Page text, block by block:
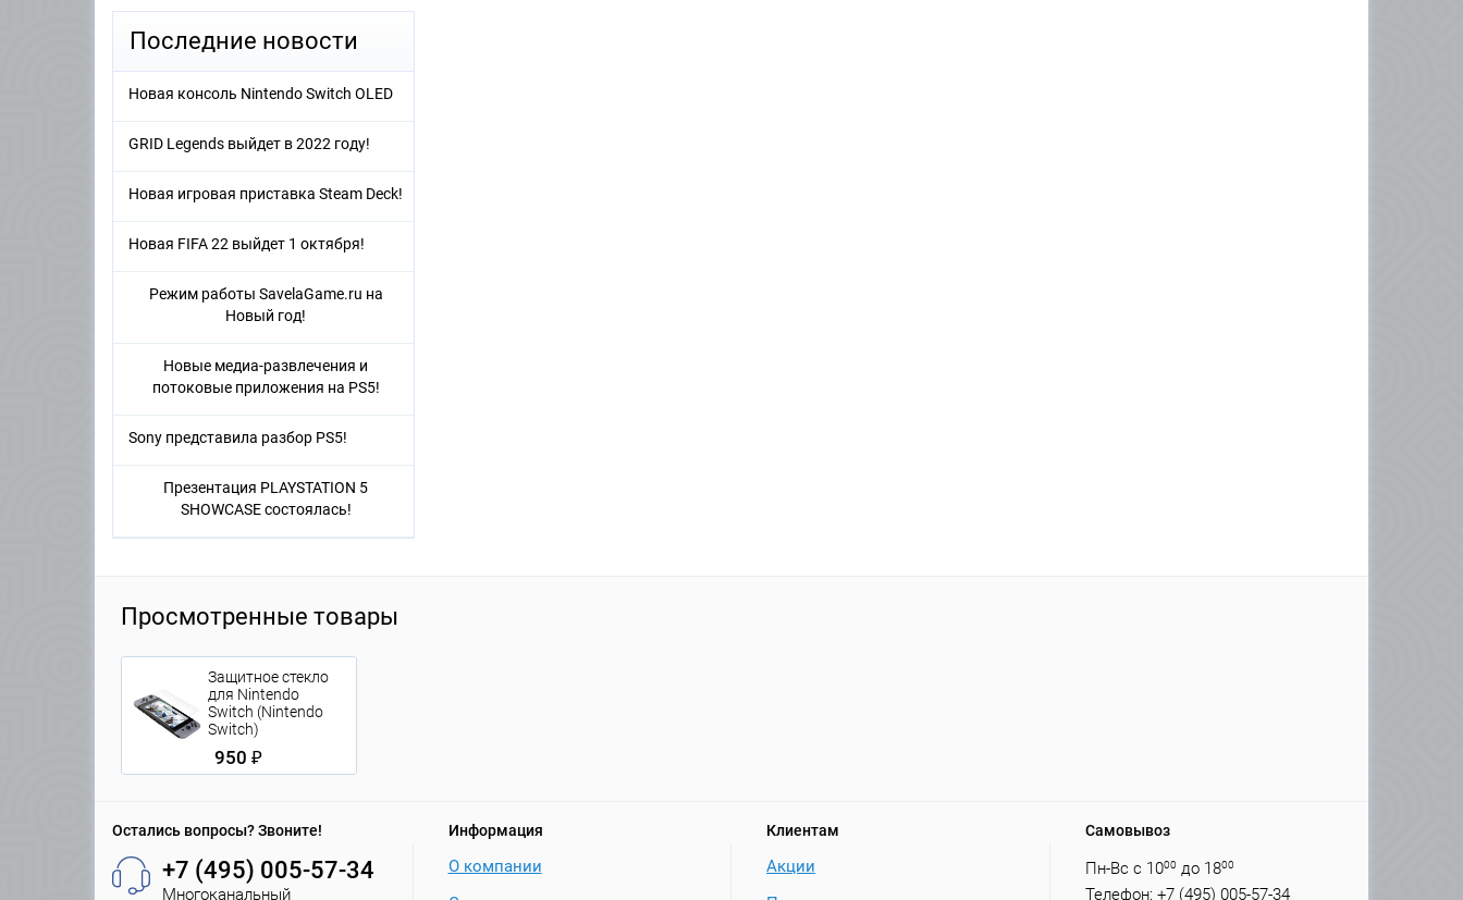
Последние новости
Новая консоль Nintendo Switch OLED
GRID Legends выйдет в 2022 году!
Новая игровая приставка Steam Deck!
Новая FIFA 22 выйдет 1 октября!
Режим работы SavelaGame.ru на
Новый год!
Новые медиа-развлечения и
потоковые приложения на PS5!
Sony представила разбор PS5!
Презентация PLAYSTATION 5
SHOWCASE состоялась!
Просмотренные товары
Защитное стекло
для Nintendo
Switch (Nintendo
Switch)
950 ₽
Остались вопросы? Звоните!
+7 (495) 005-57-34
Многоканальный
Информация
О компании
Клиентам
Акции
Самовывоз
Пн-Вс с 1000 до 1800
Телефон: +7 (495) 005-57-34